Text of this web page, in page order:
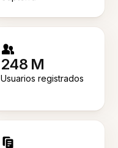
248 M
Usuarios registrados